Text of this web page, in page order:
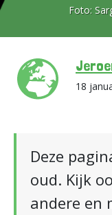
Foto:
18
Deze
oud. Kijk
andere en